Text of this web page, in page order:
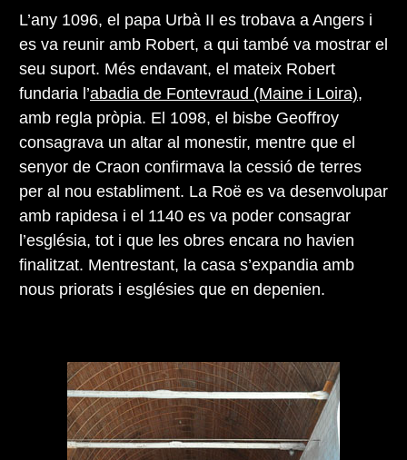
L’any 1096, el papa Urbà II es trobava a Angers i
es va reunir amb Robert, a qui també va mostrar el
seu suport. Més endavant, el mateix Robert
fundaria l’abadia de Fontevraud (Maine i Loira),
amb regla pròpia. El 1098, el bisbe Geoffroy
consagrava un altar al monestir, mentre que el
senyor de Craon confirmava la cessió de terres
per al nou establiment. La Roë es va desenvolupar
amb rapidesa i el 1140 es va poder consagrar
l’església, tot i que les obres encara no havien
finalitzat. Mentrestant, la casa s’expandia amb
nous priorats i esglésies que en depenien.